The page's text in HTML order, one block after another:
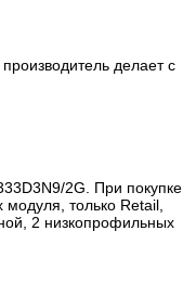
делает с
2G. При покупке
модуля, только Retail,
2 низкопрофильных